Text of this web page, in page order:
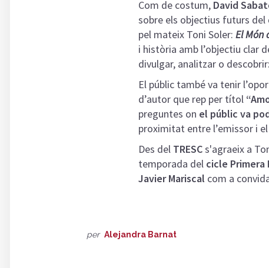
Com de costum,David
sobre els objectius futurs del
pel mateix Toni Soler: El Món
i història amb l’objectiu clar
divulgar, analitzar o
El públic també va tenir
d’autor que rep per títol
preguntes on el públic va
proximitat entre l’emissor i
Des del TRESCs'agraeix a
temporada del cicle Primera
Javier Mariscal com a
per Alejandra Barnat